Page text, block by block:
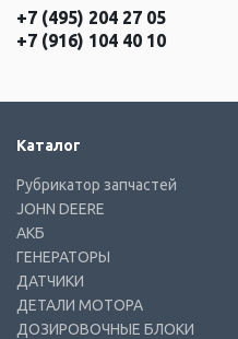
+7 (495) 204 27 05
+7 (916) 104 40 10
Каталог
Рубрикатор запчастей
JOHN DEERE
АКБ
ГЕНЕРАТОРЫ
ДАТЧИКИ
ДЕТАЛИ МОТОРА
ДОЗИРОВОЧНЫЕ БЛОКИ